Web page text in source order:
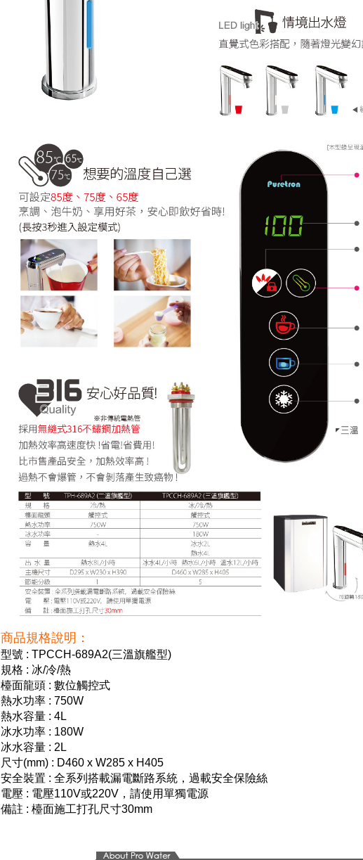
商品規格說明：
型號 : TPCCH-689A2(三溫旗艦型)
規格 : 冰/冷/熱
檯面龍頭 : 數位觸控式
熱水功率 : 750W
熱水容量 : 4L
冰水功率 : 180W
冰水容量 : 2L
尺寸(mm) : D460 x W285 x H405
安全裝置 : 全系列搭載漏電斷路系統，過載安全保險絲
電壓 : 電壓110V或220V，請使用單獨電源
備註 : 檯面施工打孔尺寸30mm